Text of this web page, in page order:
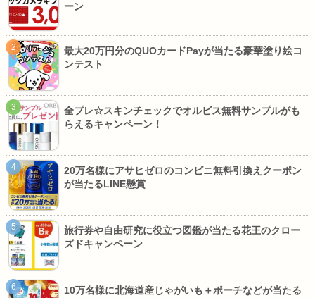
ーン
最大20万円分のQUOカードPayが当たる豪華塗り絵コ
ンテスト
全プレ☆スキンチェックでオルビス無料サンプルがも
らえるキャンペーン！
20万名様にアサヒゼロのコンビニ無料引換えクーポン
が当たるLINE懸賞
旅行券や自由研究に役立つ図鑑が当たる花王のクロー
ズドキャンペーン
10万名様に北海道産じゃがいも＋ポーチなどが当たる